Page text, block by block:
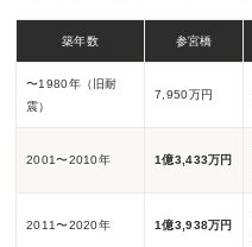
築年数 参宮橋
〜1980年（旧耐
震）
7,950万円
2001〜2010年 1億3,433万円
2011〜2020年 1億3,938万円